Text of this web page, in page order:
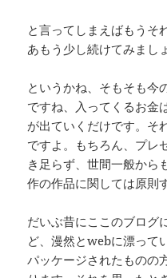
と言ってしまえばもうそ
あもう少し続けてみまし
というかね、そもそも今
ですね、入ってくるお金
が出ていくだけです。そ
ですよ。もちろん、プレ
き足らず、世間一般から
作の作品に関しては原則
だいぶ昔にここのブログ
ど、漫然とwebに漂って
パッケージされたものの